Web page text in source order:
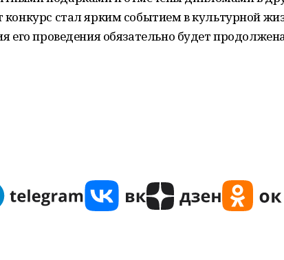
стал ярким событием в культурной
его проведения обязательно будет